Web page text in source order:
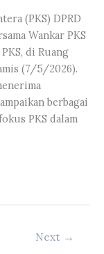
(PKS) DPRD
Wankar PKS
di Ruang
(7/5/2026).
berbagai
PKS dalam
Next →